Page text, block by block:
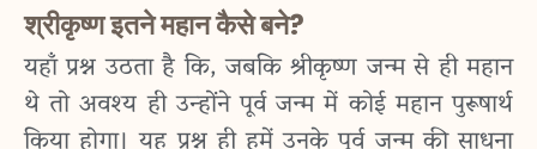
श्रीकृष्ण इतने महान कैसे बने?
यहाँ प्रश्न उठता है कि, जबकि श्रीकृष्ण जन्म से ही महान
थे तो अवश्य ही उन्होंने पूर्व जन्म में कोई महान पुरूषार्थ